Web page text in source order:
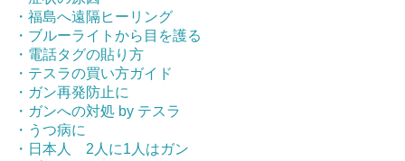
・福島へ遠隔ヒーリング
・ブルーライトから目を護る
・電話タグの貼り方
・テスラの買い方ガイド
・ガン再発防止に
・ガンへの対処 by テスラ
・うつ病に
・日本人 2人に1人はガン